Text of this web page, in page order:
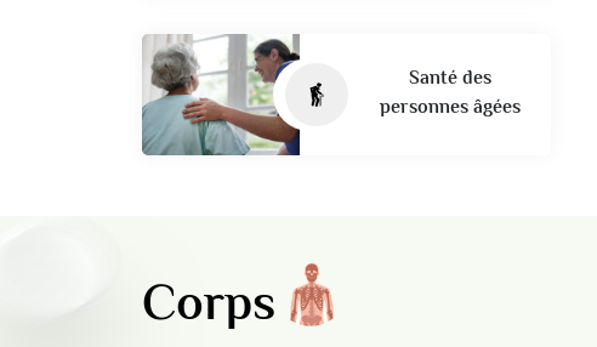
Santé des
personnes âgées
Corps